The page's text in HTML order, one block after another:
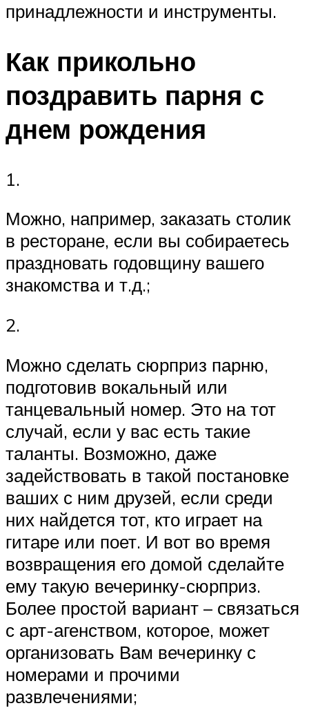
принадлежности и инструменты.
Как прикольно
поздравить парня с
днем рождения
1.
Можно, например, заказать столик
в ресторане, если вы собираетесь
праздновать годовщину вашего
знакомства и т.д.;
2.
Можно сделать сюрприз парню,
подготовив вокальный или
танцевальный номер. Это на тот
случай, если у вас есть такие
таланты. Возможно, даже
задействовать в такой постановке
ваших с ним друзей, если среди
них найдется тот, кто играет на
гитаре или поет. И вот во время
возвращения его домой сделайте
ему такую вечеринку-сюрприз.
Более простой вариант – связаться
с арт-агенством, которое, может
организовать Вам вечеринку с
номерами и прочими
развлечениями;